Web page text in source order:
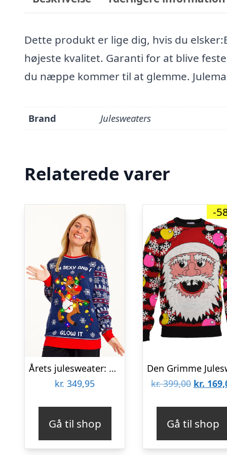
Dette produkt er lige dig, hvis du
højeste kvalitet. Garanti for at blive
du næppe kommer til at glemme.
Brand Julesweaters
Relaterede varer
Årets julesweater: Sexy And I Glow It Blå – dame / kvinder. Ugly Christmas Sweater lavet i Danmark
kr. 349,95
Gå til shop
-
kr.399,00 Den
var:
kr.
kr.
Gå til shop